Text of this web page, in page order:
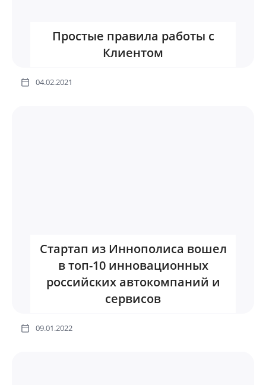
Простые правила работы с
Клиентом
04.02.2021
Стартап из Иннополиса вошел
в топ-10 инновационных
российских автокомпаний и
сервисов
09.01.2022